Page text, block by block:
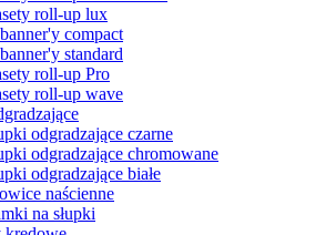
roll-up lux
compact
standard
roll-up Pro
roll-up wave
odgradzające czarne
odgradzające chromowane
odgradzające białe
naścienne
na słupki